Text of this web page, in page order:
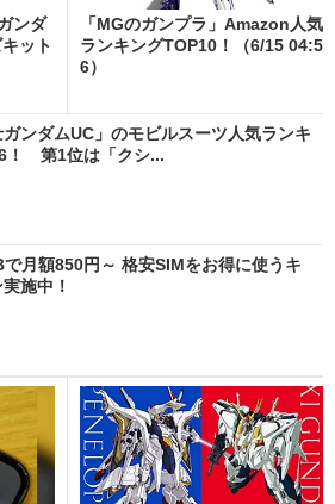
ンダ
ット
「MGのガンプラ」Amazon人気
ランキングTOP10！（6/15 04:5
6）
ガンダムUC」のモビルスーツ人気ランキ
！ 第1位は「クシ...
で月額850円～ 格安SIMをお得に使うキ
施中！